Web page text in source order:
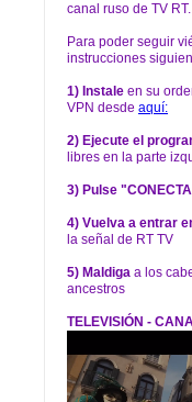
canal ruso de TV RT.
Para poder seguir
instrucciones
1) Instale en su
VPN desde aquí:
2) Ejecute el
libres en la parte
3) Pulse
4) Vuelva a entrar
la señal de RT TV
5) Maldiga a los
ancestros
TELEVISIÓN -